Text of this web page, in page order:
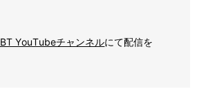
YouTubeチャンネルにて配信を